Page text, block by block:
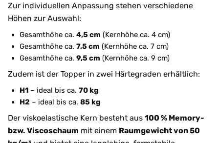
Zur individuellen Anpassung stehen verschiedene
Höhen zur Auswahl:
Gesamthöhe ca. 4,5 cm (Kernhöhe ca. 4 cm)
Gesamthöhe ca. 7,5 cm (Kernhöhe ca. 7 cm)
Gesamthöhe ca. 9,5 cm (Kernhöhe ca. 9 cm)
Zudem ist der Topper in zwei Härtegraden erhältlich:
H1 – ideal bis ca. 70 kg
H2 – ideal bis ca. 85 kg
Der viskoelastische Kern besteht aus 100 % Memory-
bzw. Viscoschaum mit einem Raumgewicht von 50